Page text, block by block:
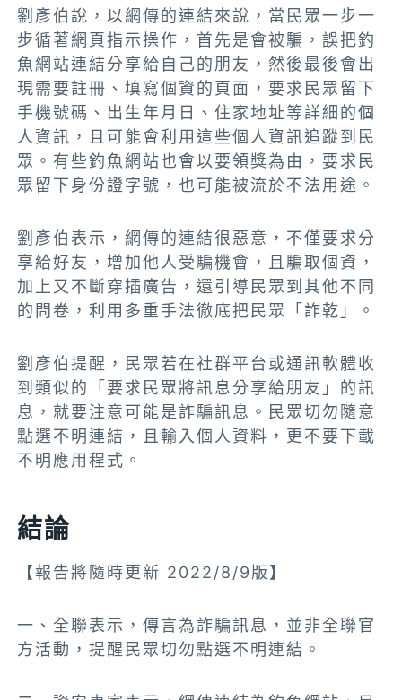
劉彥伯說，以網傳的連結來說，當民眾一步一
步循著網頁指示操作，首先是會被騙 ，誤把釣
魚網站連結分享給自己的朋友，然後最後會出
現需要註冊、填寫個資的頁面，要求民眾留下
手機號碼、出生年月日、住家地址等詳細的個
人資訊，且可能會利用這些個人資訊追蹤到民
眾。有些釣魚網站也會以要領獎為由，要求民
眾留下身份證字號，也可能被流於不法用途。
劉彥伯表示，網傳的連結很惡意，不僅要求分
享給好友，增加他人受騙機會，且騙取個資，
加上又不斷穿插廣告，還引導民眾到其他不同
的問卷，利用多重手法徹底把民眾「詐乾」。
劉彥伯提醒， 民眾若在社群平台或通訊軟體收
到類似的「要求民眾將訊息分享給朋友」的訊
息，就要注意可能是詐騙訊息。民眾切勿隨意
點選不明連結，且輸入個人資料，更不要下載
不明應用程式。
結論
【報告將隨時更新 2022/8/9版】
一、全聯表示，傳言為詐騙訊息，並非全聯官
方活動，提醒民眾切勿點選不明連結。